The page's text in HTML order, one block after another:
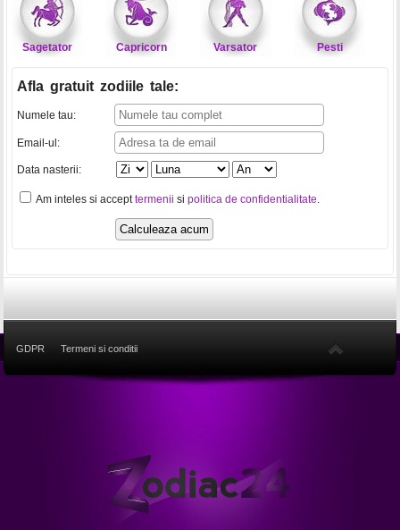
Sagetator Capricorn Varsator Pesti
Afla gratuit zodiile tale:
Numele tau:
Email-ul:
Data nasterii:
Am inteles si accepttermenii si politica de confidentialitate.
GDPR Termeni si conditii